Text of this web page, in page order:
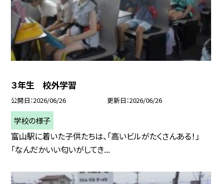
３年生 校外学習
公開日 2026/06/26 更新日 2026/06/26
学校の様子
富山駅に着いた子供たちは、「高いビルがたくさんある！」
「なんだかいい匂いがしてき...